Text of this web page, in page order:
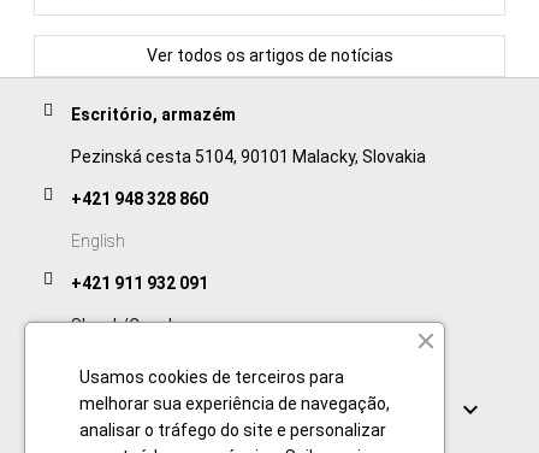
Ver todos os artigos de notícias
Escritório, armazém
Pezinská cesta 5104, 90101 Malacky, Slovakia
+421 948 328 860
English
+421 911 932 091
Slovak/Czech
Links 
Usamos cookies de terceiros para
melhorar sua experiência de navegação,
analisar o tráfego do site e personalizar